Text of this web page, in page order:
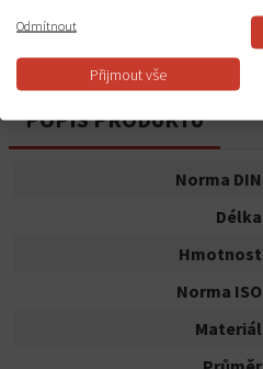
POPIS PRODUKTU
Norma DIN
Délka
Hmotnost
Norma ISO
Materiál
Odmítnout
Přijmout vše